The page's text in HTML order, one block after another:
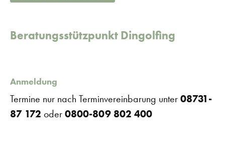
Beratungsstützpunkt Dingolfing
Anmeldung
Termine nur nach Terminvereinbarung unter 08731-
87 172 oder 0800-809 802 400